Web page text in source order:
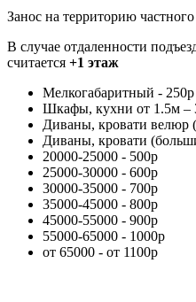
Занос на территорию
В случае отдаленности
считается +1 этаж
Мелкогабаритный - 250р
Шкафы, кухни от 1.5м –
Диваны, кровати велюр
Диваны, кровати
20000-25000 - 500р
25000-30000 - 600р
30000-35000 - 700р
35000-45000 - 800р
45000-55000 - 900р
55000-65000 - 1000р
от 65000 - от 1100р